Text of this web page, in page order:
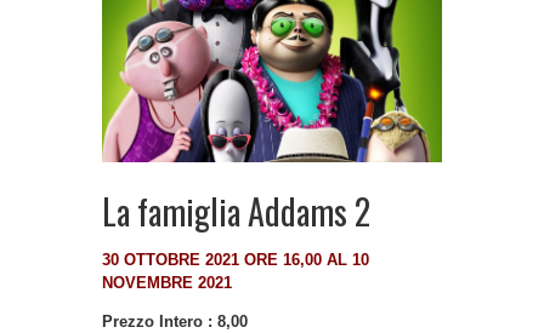
La famiglia Addams 2
30 OTTOBRE 2021 ORE 16,00 AL 10
NOVEMBRE 2021
Prezzo Intero : 8,00